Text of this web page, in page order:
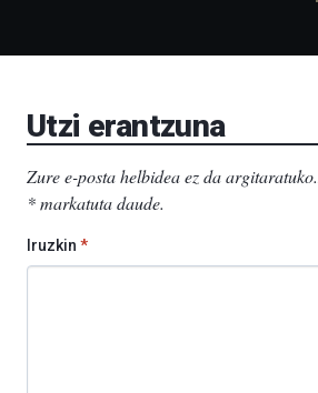
Utzi erantzuna
Zure e-posta helbidea ez da argitaratuko.
*markatuta daude.
Iruzkin *